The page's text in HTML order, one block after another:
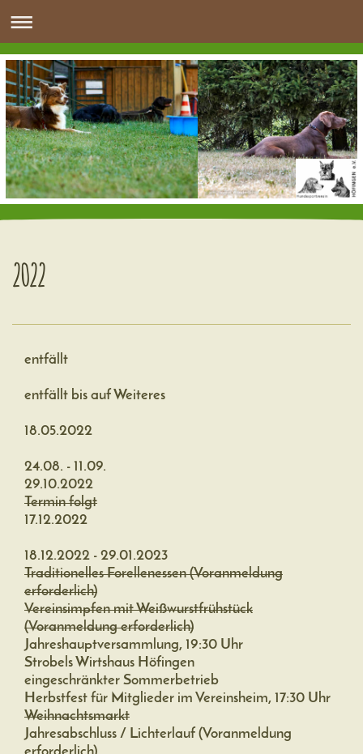
2022
entfällt
entfällt bis auf Weiteres
18.05.2022
24.08. - 11.09.
29.10.2022
Termin folgt
17.12.2022
18.12.2022 - 29.01.2023
Traditionelles Forellenessen (Voranmeldung
erforderlich)
Vereinsimpfen mit Weißwurstfrühstück
(Voranmeldung erforderlich)
Jahreshauptversammlung, 19:30 Uhr
Strobels Wirtshaus Höfingen
eingeschränkter Sommerbetrieb
Herbstfest für Mitglieder im Vereinsheim, 17:30 Uhr
Weihnachtsmarkt
Jahresabschluss / Lichterlauf (Voranmeldung